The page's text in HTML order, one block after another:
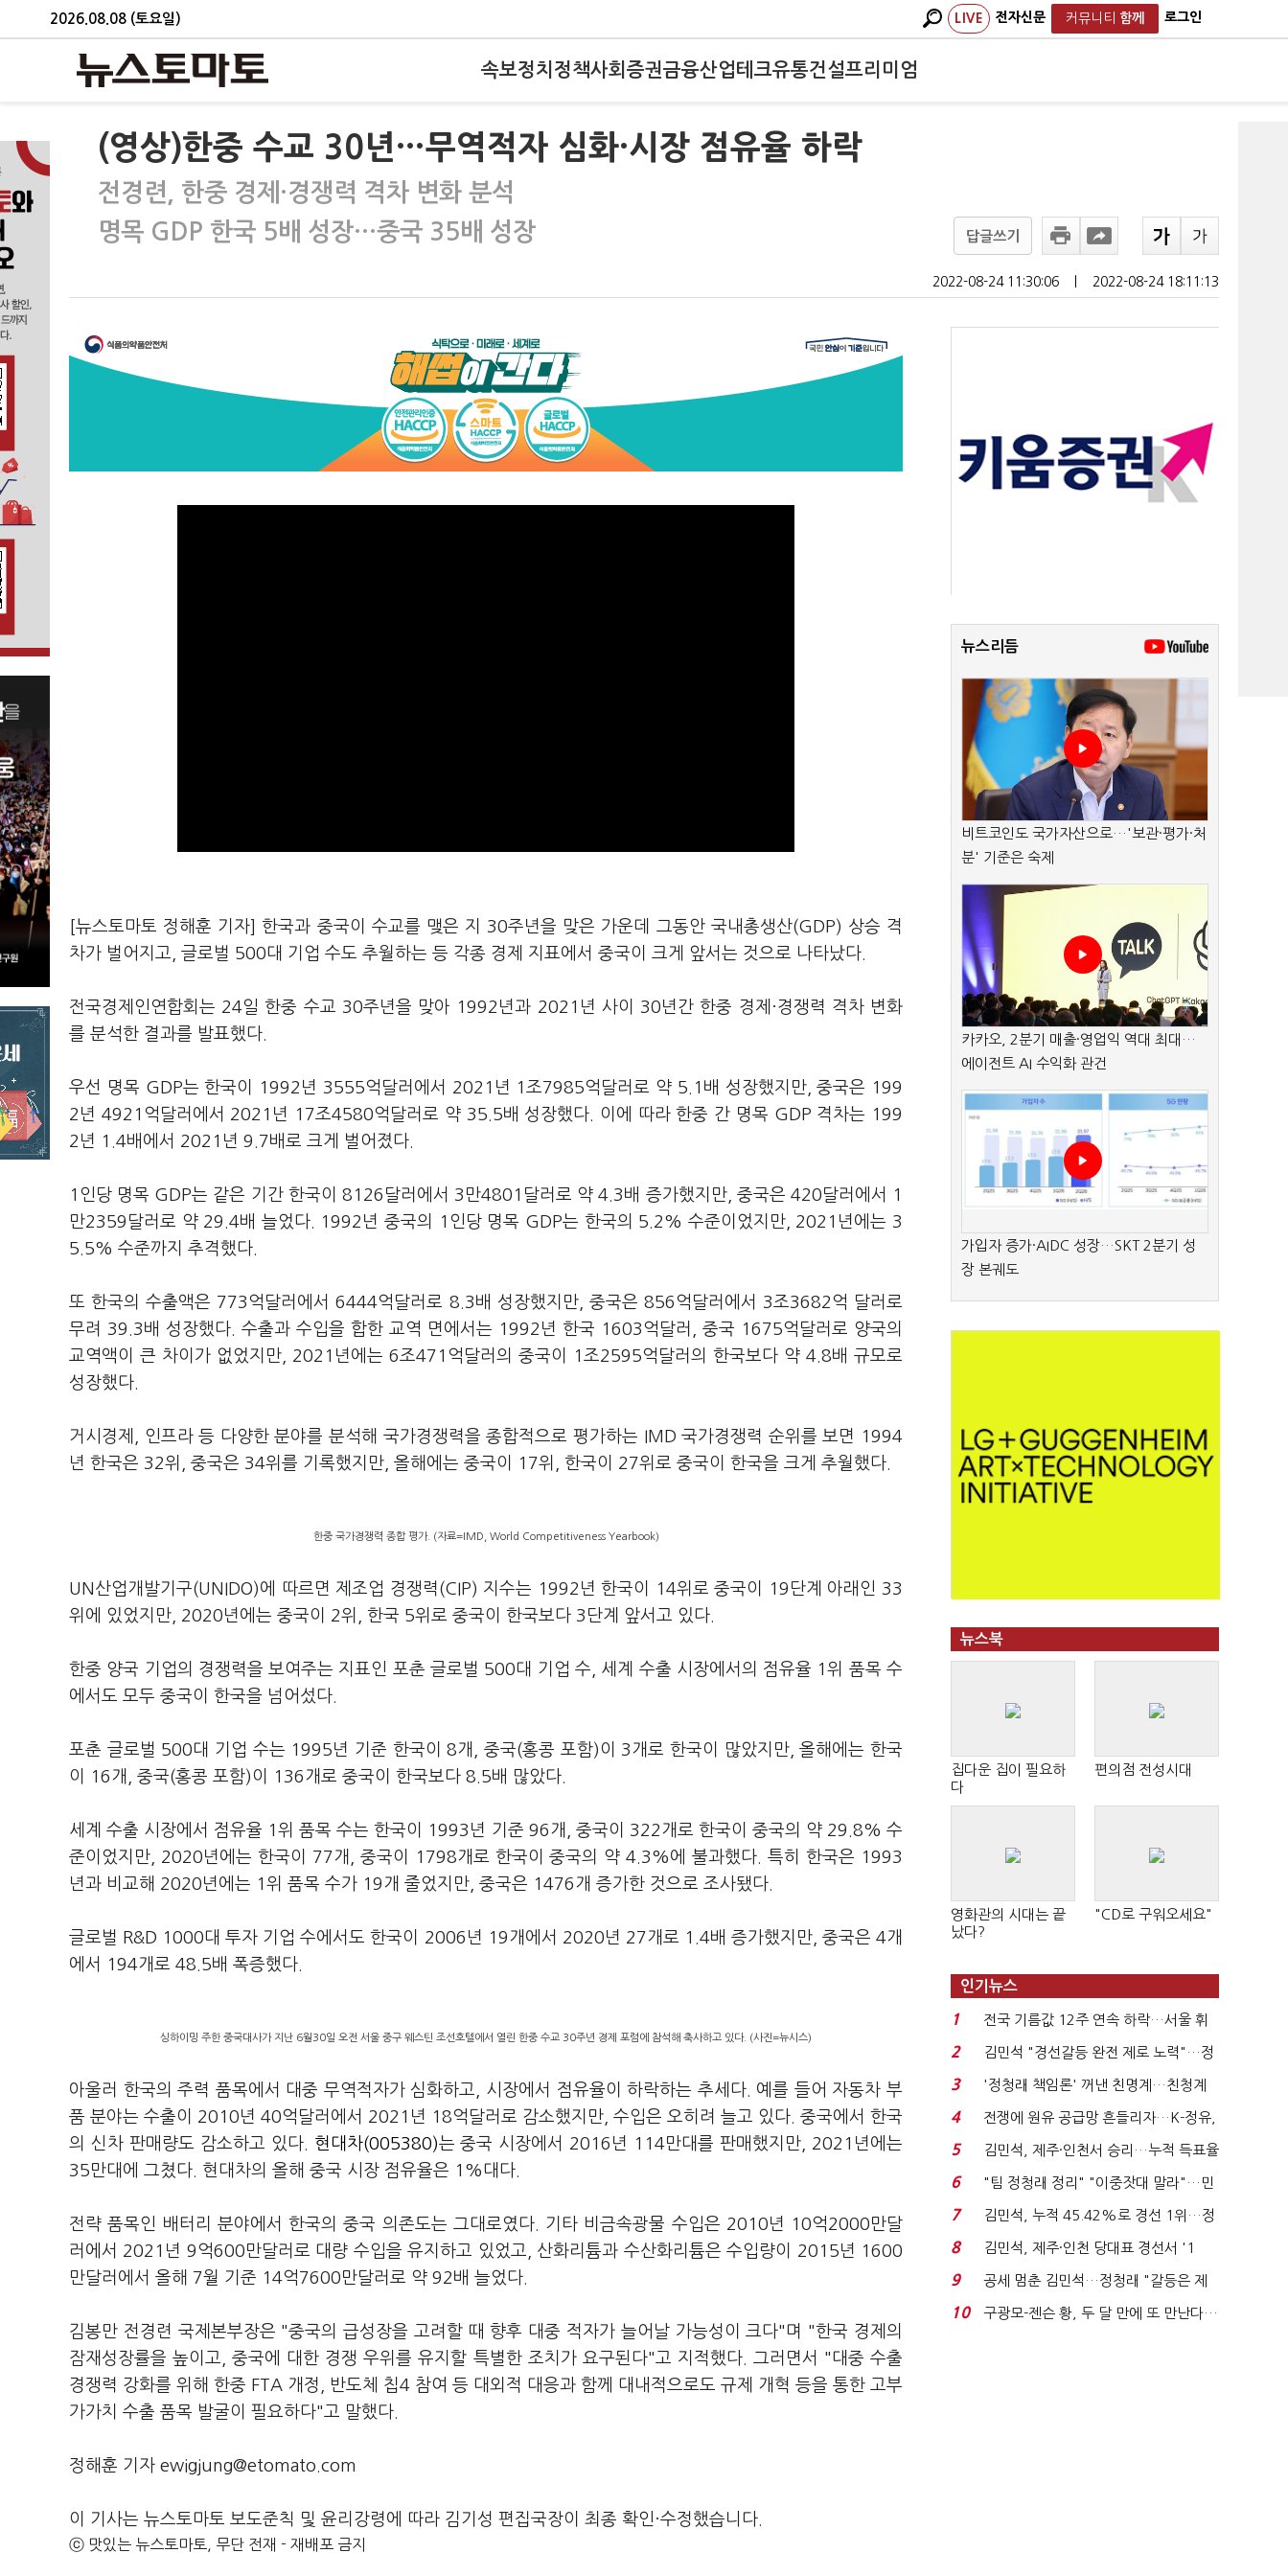
2026.08.08 (토요일) LIVE 전자신문 커뮤니티 함께 로그인
속보정치 정책사회 증권금융산업테크유통건설프리미엄
(영상)한중 수교 30년…무역적자 심화·시장 점유율 하락
전경련, 한중 경제·경쟁력 격차 변화 분석
명목 GDP 한국 5배 성장…중국 35배 성장
답글쓰기
2022-08-24 11:30:06 2022-08-24 18:11:13
[뉴스토마토 정해훈 기자] 한국과 중국이 수교를 맺은 지 30주년을 맞은 가운데 그동안 국내총생산(GDP) 상승 격
차가 벌어지고, 글로벌 500대 기업 수도 추월하는 등 각종 경제 지표에서 중국이 크게 앞서는 것으로 나타났다.
전국경제인연합회는 24일 한중 수교 30주년을 맞아 1992년과 2021년 사이 30년간 한중 경제·경쟁력 격차 변화
를 분석한 결과를 발표했다.
우선 명목 GDP는 한국이 1992년 3555억달러에서 2021년 1조7985억달러로 약 5.1배 성장했지만, 중국은 199
2년 4921억달러에서 2021년 17조4580억달러로 약 35.5배 성장했다. 이에 따라 한중 간 명목 GDP 격차는 199
2년 1.4배에서 2021년 9.7배로 크게 벌어졌다.
1인당 명목 GDP는 같은 기간 한국이 8126달러에서 3만4801달러로 약 4.3배 증가했지만, 중국은 420달러에서 1
만2359달러로 약 29.4배 늘었다. 1992년 중국의 1인당 명목 GDP는 한국의 5.2% 수준이었지만, 2021년에는 3
5.5% 수준까지 추격했다.
또 한국의 수출액은 773억달러에서 6444억달러로 8.3배 성장했지만, 중국은 856억달러에서 3조3682억 달러로
무려 39.3배 성장했다. 수출과 수입을 합한 교역 면에서는 1992년 한국 1603억달러, 중국 1675억달러로 양국의
교역액이 큰 차이가 없었지만, 2021년에는 6조471억달러의 중국이 1조2595억달러의 한국보다 약 4.8배 규모로
성장했다.
거시경제, 인프라 등 다양한 분야를 분석해 국가경쟁력을 종합적으로 평가하는 IMD 국가경쟁력 순위를 보면 1994
년 한국은 32위, 중국은 34위를 기록했지만, 올해에는 중국이 17위, 한국이 27위로 중국이 한국을 크게 추월했다.
한중 국가경쟁력 종합 평가. (자료=IMD, World Competitiveness Yearbook)
UN산업개발기구(UNIDO)에 따르면 제조업 경쟁력(CIP) 지수는 1992년 한국이 14위로 중국이 19단계 아래인 33
위에 있었지만, 2020년에는 중국이 2위, 한국 5위로 중국이 한국보다 3단계 앞서고 있다.
한중 양국 기업의 경쟁력을 보여주는 지표인 포춘 글로벌 500대 기업 수, 세계 수출 시장에서의 점유율 1위 품목 수
에서도 모두 중국이 한국을 넘어섰다.
포춘 글로벌 500대 기업 수는 1995년 기준 한국이 8개, 중국(홍콩 포함)이 3개로 한국이 많았지만, 올해에는 한국
이 16개, 중국(홍콩 포함)이 136개로 중국이 한국보다 8.5배 많았다.
세계 수출 시장에서 점유율 1위 품목 수는 한국이 1993년 기준 96개, 중국이 322개로 한국이 중국의 약 29.8% 수
준이었지만, 2020년에는 한국이 77개, 중국이 1798개로 한국이 중국의 약 4.3%에 불과했다. 특히 한국은 1993
년과 비교해 2020년에는 1위 품목 수가 19개 줄었지만, 중국은 1476개 증가한 것으로 조사됐다.
글로벌 R&D 1000대 투자 기업 수에서도 한국이 2006년 19개에서 2020년 27개로 1.4배 증가했지만, 중국은 4개
에서 194개로 48.5배 폭증했다.
싱하이밍 주한 중국대사가 지난 6월30일 오전 서울 중구 웨스틴 조선호텔에서 열린 한중 수교 30주년 경제 포럼에 참석해 축사하고 있다. (사진=뉴시스)
아울러 한국의 주력 품목에서 대중 무역적자가 심화하고, 시장에서 점유율이 하락하는 추세다. 예를 들어 자동차 부
품 분야는 수출이 2010년 40억달러에서 2021년 18억달러로 감소했지만, 수입은 오히려 늘고 있다. 중국에서 한국
의 신차 판매량도 감소하고 있다. 현대차(005380)는 중국 시장에서 2016년 114만대를 판매했지만, 2021년에는
35만대에 그쳤다. 현대차의 올해 중국 시장 점유율은 1%대다.
전략 품목인 배터리 분야에서 한국의 중국 의존도는 그대로였다. 기타 비금속광물 수입은 2010년 10억2000만달
러에서 2021년 9억600만달러로 대량 수입을 유지하고 있었고, 산화리튬과 수산화리튬은 수입량이 2015년 1600
만달러에서 올해 7월 기준 14억7600만달러로 약 92배 늘었다.
김봉만 전경련 국제본부장은 "중국의 급성장을 고려할 때 향후 대중 적자가 늘어날 가능성이 크다"며 "한국 경제의
잠재성장률을 높이고, 중국에 대한 경쟁 우위를 유지할 특별한 조치가 요구된다"고 지적했다. 그러면서 "대중 수출
경쟁력 강화를 위해 한중 FTA 개정, 반도체 칩4 참여 등 대외적 대응과 함께 대내적으로도 규제 개혁 등을 통한 고부
가가치 수출 품목 발굴이 필요하다"고 말했다.
정해훈 기자 ewigjung@etomato.com
이 기사는 뉴스토마토 보도준칙 및 윤리강령에 따라 김기성 편집국장이 최종 확인·수정했습니다.
ⓒ 맛있는 뉴스토마토, 무단 전재 - 재배포 금지
뉴스리듬
비트코인도 국가자산으로…'보관·평가·처
분' 기준은 숙제
카카오, 2분기 매출·영업익 역대 최대…
에이전트 AI 수익화 관건
가입자 증가·AIDC 성장…SKT 2분기 성
장 본궤도
뉴스북
집다운 집이 필요하
다
편의점 전성시대
영화관의 시대는 끝
났다?
"CD로 구워오세요"
인기뉴스
1
전국 기름값 12주 연속 하락…서울 휘
발윳값 1909원...
2
김민석 "경선갈등 완전 제로 노력"…정
청래 "반명 공세 사...
3
'정청래 책임론' 꺼낸 친명계…친청계
는 추가투표 때리기...
4
전쟁에 원유 공급망 흔들리자…K-정유,
에너지안보 핵심...
5
김민석, 제주·인천서 승리…누적 득표율
'1위 탈환'(종합)...
6
"팀 정청래 정리" "이중잣대 말라"…민
주 최고위원 계파 다...
7
김민석, 누적 45.42%로 경선 1위…정
청래와 격차 0.86%p(...
8
김민석, 제주·인천 당대표 경선서 '1
위'(1보)...
9
공세 멈춘 김민석…정청래 "갈등은 제
가 수습"
10
구광모-젠슨 황, 두 달 만에 또 만난다…